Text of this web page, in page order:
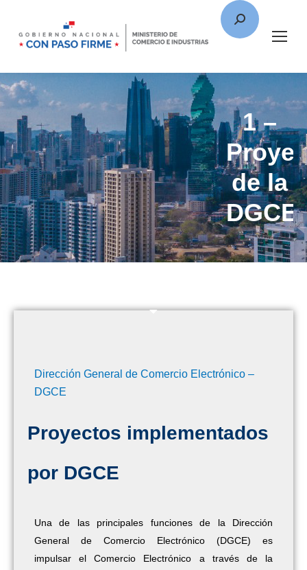
1 –
de la
DGCE
Dirección General de Comercio Electrónico –
DGCE
Proyectos implementados
por DGCE
Una de las principales funciones de la Dirección
General de Comercio Electrónico (DGCE) es
impulsar el Comercio Electrónico a través de la